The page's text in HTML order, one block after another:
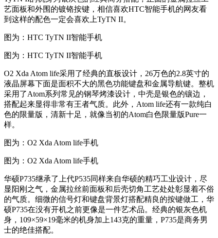
艺面板和外围的镀铬按键，相信喜欢HTC智能手机的网友看
到这样的配色一定会喜欢上TyTN II。
图为：HTC TyTN II智能手机
图为：HTC TyTN II智能手机
O2 Xda Atom life采用了经典的直板设计，26万色的2.8英寸的
液晶屏幕下面是面积不大的黑色功能键盘和金属导航键。整机
采用了Atom系列常见的钢琴烤漆设计，中壳是银色的镶边，
搭配起来显得非常有王者气质。此外，Atom life还有一款纯白
色的限量版，清新十足，就像当初的Atom白色限量版Pure一
样。
图为：O2 Xda Atom life手机
图为：O2 Xda Atom life手机
华硕P735继承了上代P535同样来自华硕的精巧工业设计，尽
显阳刚之气，金属拉丝前面板和后壳切角工艺处处彰显着不俗
的气质。细微的信号灯和键盘背景灯搭配精良的按键做工，华
硕P735在没有开机之前更像是一件艺术品。经典的银灰色机
身，109×59×19毫米的机身加上143克的重量，P735是商务男
士的绝佳搭配。